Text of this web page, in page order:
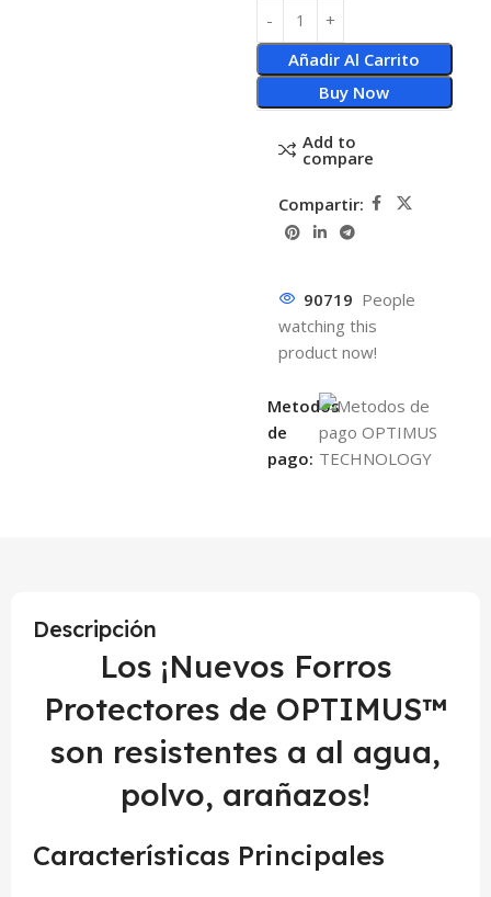
Añadir Al Carrito
Buy Now
Add to
compare
Compartir:
90719 People
watching this
product now!
Metodos
de
pago:
Descripción
Los ¡Nuevos Forros
Protectores de OPTIMUS™
son resistentes a al agua,
polvo, arañazos!
Características Principales